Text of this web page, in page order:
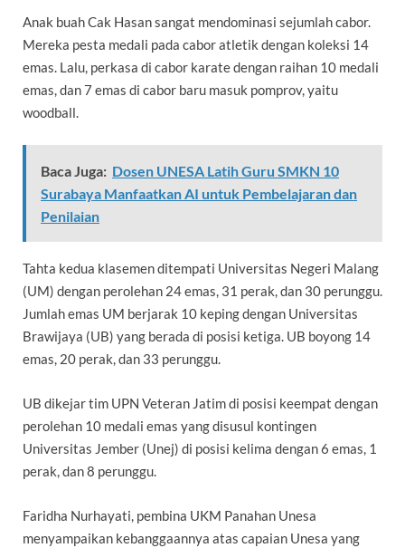
Anak buah Cak Hasan sangat mendominasi sejumlah cabor.
Mereka pesta medali pada cabor atletik dengan koleksi 14
emas. Lalu, perkasa di cabor karate dengan raihan 10 medali
emas, dan 7 emas di cabor baru masuk pomprov, yaitu
woodball.
Baca Juga: Dosen UNESA Latih Guru SMKN 10
Surabaya Manfaatkan AI untuk Pembelajaran dan
Penilaian
Tahta kedua klasemen ditempati Universitas Negeri Malang
(UM) dengan perolehan 24 emas, 31 perak, dan 30 perunggu.
Jumlah emas UM berjarak 10 keping dengan Universitas
Brawijaya (UB) yang berada di posisi ketiga. UB boyong 14
emas, 20 perak, dan 33 perunggu.
UB dikejar tim UPN Veteran Jatim di posisi keempat dengan
perolehan 10 medali emas yang disusul kontingen
Universitas Jember (Unej) di posisi kelima dengan 6 emas, 1
perak, dan 8 perunggu.
Faridha Nurhayati, pembina UKM Panahan Unesa
menyampaikan kebanggaannya atas capaian Unesa yang